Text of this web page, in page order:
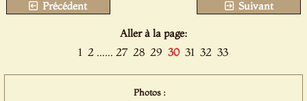
Précédent Suivant
Aller à la page:
1 2 ...... 27 28 29 30 31 32 33
Photos :